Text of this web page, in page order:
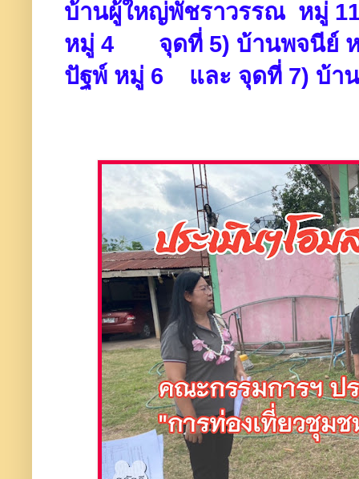
บ้านผู้ใหญ่พัชราวรรณ หมู่
หมู่ 4 จุดที่ 5) บ้านพจนีย์
ปัฐพ์ หมู่ 6 และ จุดที่ 7) บ้า